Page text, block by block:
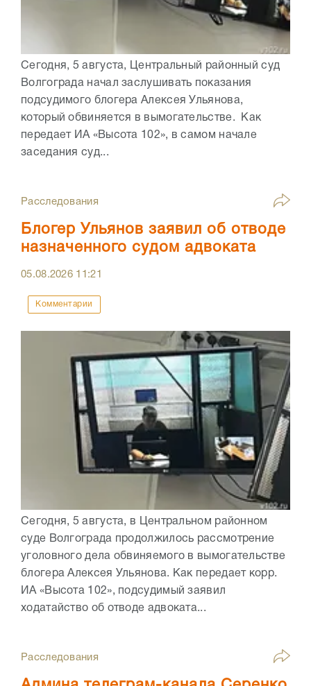
Сегодня, 5 августа, Центральный районный суд
Волгограда начал заслушивать показания
подсудимого блогера Алексея Ульянова,
который обвиняется в вымогательстве. Как
передает ИА «Высота 102», в самом начале
заседания суд...
Расследования
Блогер Ульянов заявил об отводе
назначенного судом адвоката
05.08.2026 11:21
Комментарии
Сегодня, 5 августа, в Центральном районном
суде Волгограда продолжилось рассмотрение
уголовного дела обвиняемого в вымогательстве
блогера Алексея Ульянова. Как передает корр.
ИА «Высота 102», подсудимый заявил
ходатайство об отводе адвоката...
Расследования